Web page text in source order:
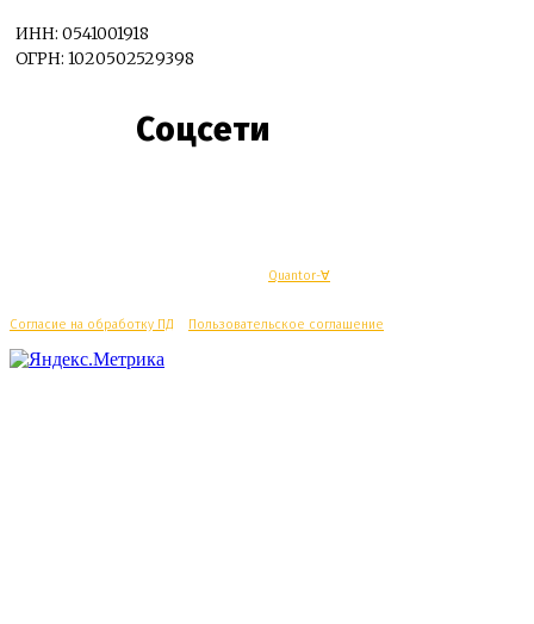
ИНН: 0541001918
ОГРН: 1020502529398
Соцсети
Quantor-∀
Согласие на обработку ПД Пользовательское соглашение